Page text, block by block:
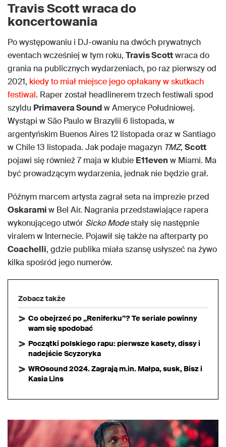
Travis Scott wraca do
koncertowania
Po występowaniu i DJ-owaniu na dwóch prywatnych
eventach wcześniej w tym roku, Travis Scottwraca do
grania na publicznych wydarzeniach, po raz pierwszy od
2021, kiedy to miał miejsce jego opłakany w skutkach
festiwal. Raper został headlinerem trzech festiwali spod
szyldu Primavera Soundw Ameryce Południowej.
Wystąpi w São Paulo w Brazylii 6 listopada, w
argentyńskim Buenos Aires 12 listopada oraz w Santiago
w Chile 13 listopada. Jak podaje magazyn TMZ, Scott
pojawi się również 7 maja w klubie E11evenw Miami. Ma
być prowadzącym wydarzenia, jednak nie będzie grał.
Późnym marcem artysta zagrał seta na imprezie przed
Oskaramiw Bel Air. Nagrania przedstawiające rapera
wykonującego utwór Sicko Modestały się następnie
viralem w Internecie. Pojawił się także na afterparty po
Coachelli, gdzie publika miała szansę usłyszeć na żywo
kilka spośród jego numerów.
Zobacz także
Co obejrzeć po „Reniferku”? Te seriale powinny
wam się spodobać
Początki polskiego rapu: pierwsze kasety, dissy i
nadejście Scyzoryka
WROsound 2024. Zagrają m.in. Małpa, susk, Bisz i
Kasia Lins